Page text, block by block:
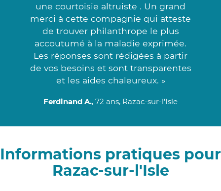
une courtoisie altruiste . Un grand
merci à cette compagnie qui atteste
de trouver philanthrope le plus
accoutumé à la maladie exprimée.
Les réponses sont rédigées à partir
de vos besoins et sont transparentes
et les aides chaleureux. »
Ferdinand A., 72 ans, Razac-sur-l'Isle
Informations pratiques pour
Razac-sur-l'Isle